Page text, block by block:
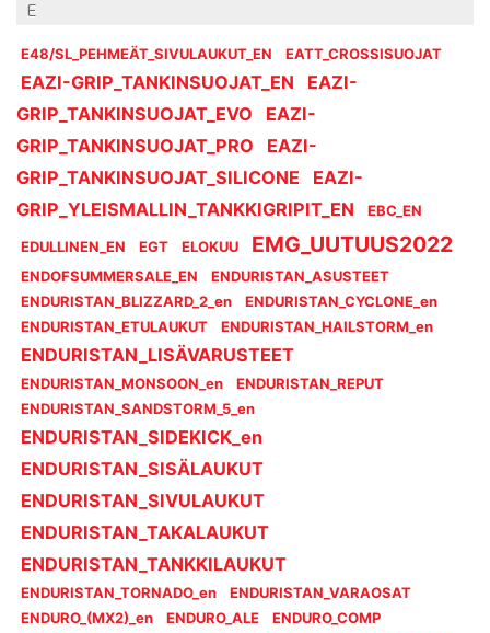
E
E48/SL_PEHMEÄT_SIVULAUKUT_EN EATT_CROSSISUOJAT
EAZI-GRIP_TANKINSUOJAT_EN
EAZI-
GRIP_TANKINSUOJAT_EVO
EAZI-
GRIP_TANKINSUOJAT_PRO
EAZI-
GRIP_TANKINSUOJAT_SILICONE
EAZI-
GRIP_YLEISMALLIN_TANKKIGRIPIT_EN
EBC_EN
EDULLINEN_EN EGT ELOKUU EMG_UUTUUS2022
ENDOFSUMMERSALE_EN
ENDURISTAN_ASUSTEET
ENDURISTAN_BLIZZARD_2_en
ENDURISTAN_CYCLONE_en
ENDURISTAN_ETULAUKUT
ENDURISTAN_HAILSTORM_en
ENDURISTAN_LISÄVARUSTEET
ENDURISTAN_MONSOON_en
ENDURISTAN_REPUT
ENDURISTAN_SANDSTORM_5_en
ENDURISTAN_SIDEKICK_en
ENDURISTAN_SISÄLAUKUT
ENDURISTAN_SIVULAUKUT
ENDURISTAN_TAKALAUKUT
ENDURISTAN_TANKKILAUKUT
ENDURISTAN_TORNADO_en
ENDURISTAN_VARAOSAT
ENDURO_(MX2)_en
ENDURO_ALE ENDURO_COMP